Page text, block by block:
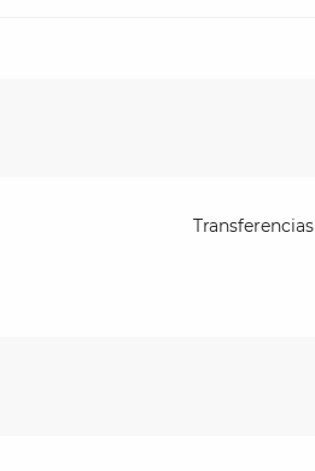
Transferencias